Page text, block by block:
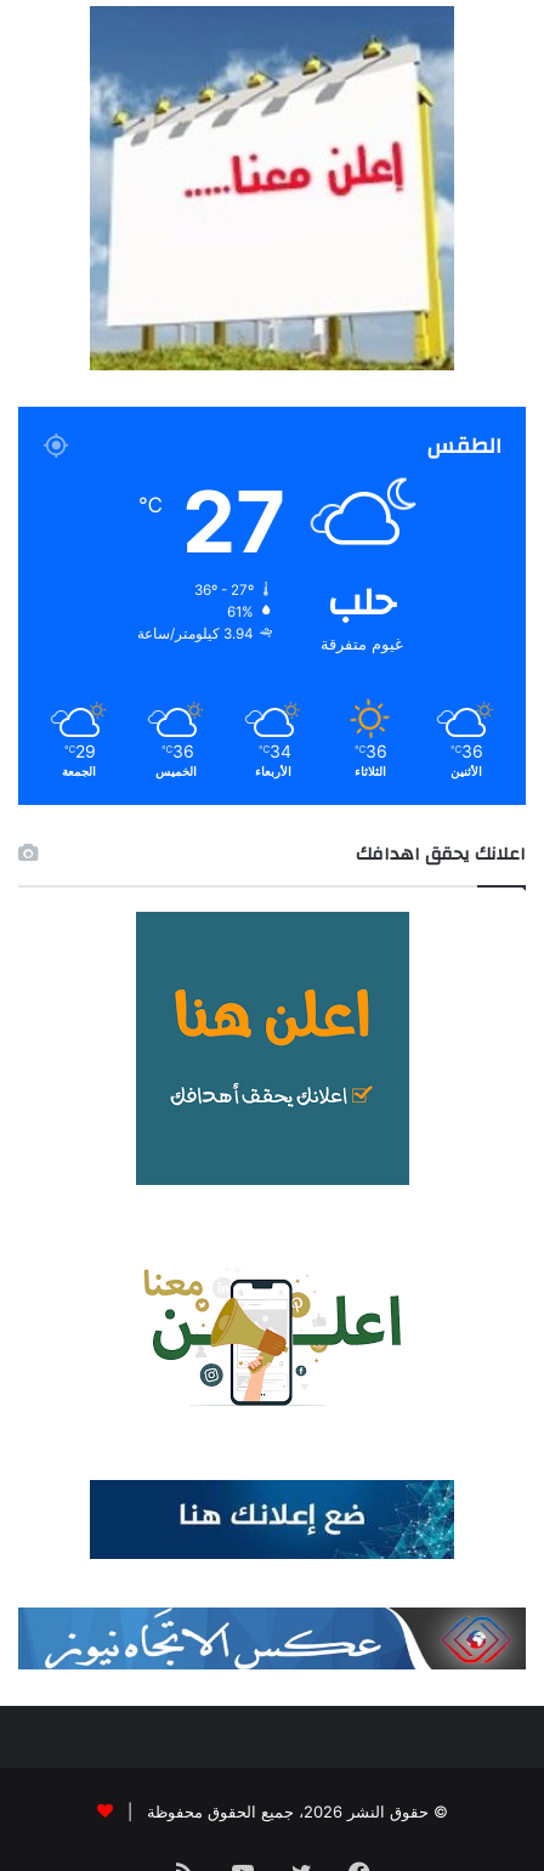
الطقس
حلب
غيوم متفرقة
27
℃
36º - 27º
61%
3.94 كيلومتر/ساعة
36
℃
الأثنين
36
℃
الثلاثاء
34
℃
الأربعاء
36
℃
الخميس
29
℃
الجمعة
اعلانك يحقق اهدافك
© حقوق النشر 2026، جميع الحقوق محفوظة |